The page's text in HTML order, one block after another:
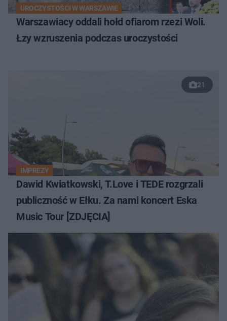
UROCZYSTOŚCI W WARSZAWIE
Warszawiacy oddali hołd ofiarom rzezi Woli.
Łzy wzruszenia podczas uroczystości
21
IMPREZY
Dawid Kwiatkowski, T.Love i TEDE rozgrzali
publiczność w Ełku. Za nami koncert Eska
Music Tour [ZDJĘCIA]